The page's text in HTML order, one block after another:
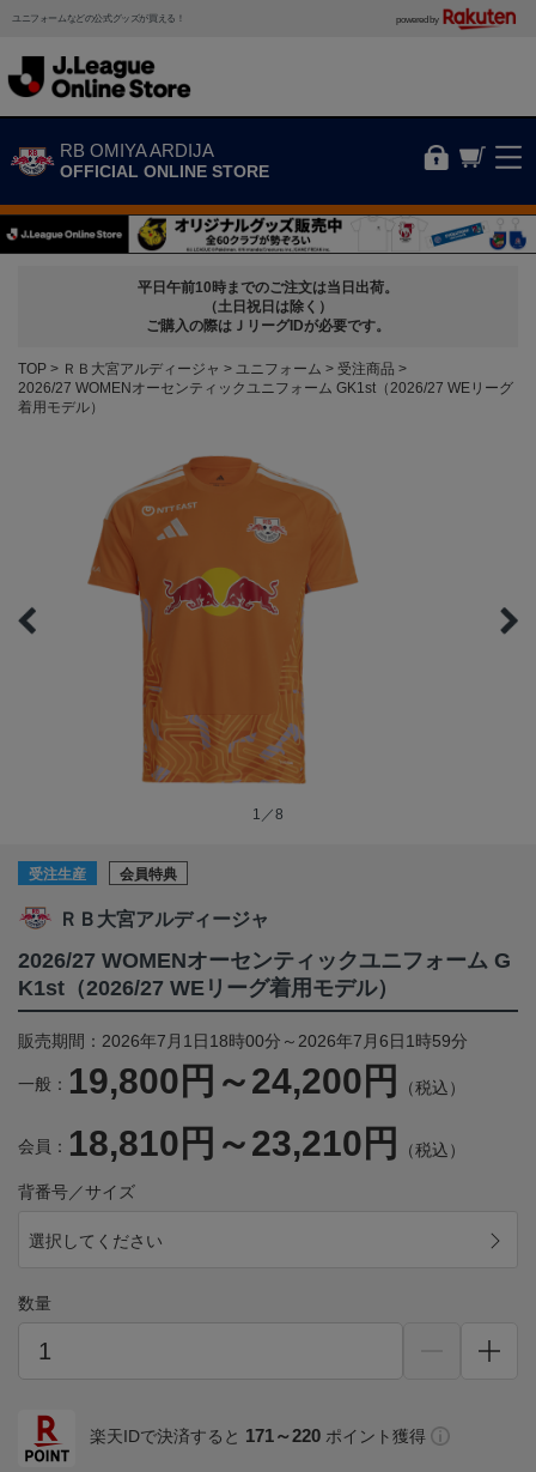
ユニフォームなどの公式グッズが買える！ powered by
RB OMIYA ARDIJA
OFFICIAL ONLINE STORE
平日午前10時までのご注文は当日出荷。
（土日祝日は除く）
ご購入の際はＪリーグIDが必要です。
TOP ＲＢ大宮アルディージャ ユニフォーム
受注商品
2026/27 WOMENオーセンティックユニフォーム GK1st（2026/27 WEリーグ
着用モデル）
1／8
受注生産 会員特典
ＲＢ大宮アルディージャ
2026/27 WOMENオーセンティックユニフォーム G
K1st（2026/27 WEリーグ着用モデル）
販売期間：2026年7月1日18時00分～2026年7月6日1時59分
一般： 19,800円～24,200円 （税込）
会員： 18,810円～23,210円 （税込）
背番号／サイズ
選択してください
数量
楽天IDで決済すると 171～220 ポイント獲得